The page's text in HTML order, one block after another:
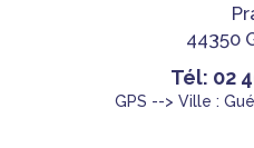
44350
Tél: 02
GPS --> Ville :